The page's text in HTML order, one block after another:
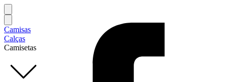
Camisas
Calças
Camisetas